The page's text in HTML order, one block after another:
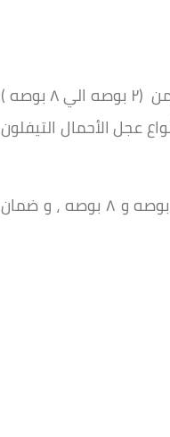
ويوجد بشركة المصري جروب جميع أنواع العجل الكاوتش الصب، تركى 100% مقاسات من (٢ بوصه الي ٨ بوصه )
عجل الأحمال التيفلون
كما يتوفر جميع أنواع عجل السقالات بوليوريثان على( تيفولن/ زهر /المونيوم ) ٦ بوصه و ٨ بوصه ، و ضمان